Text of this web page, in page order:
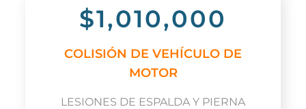
$1,010,000
COLISIÓN DE VEHÍCULO DE
MOTOR
LESIONES DE ESPALDA Y PIERNA